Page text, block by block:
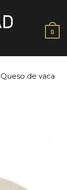
0
Queso de vaca